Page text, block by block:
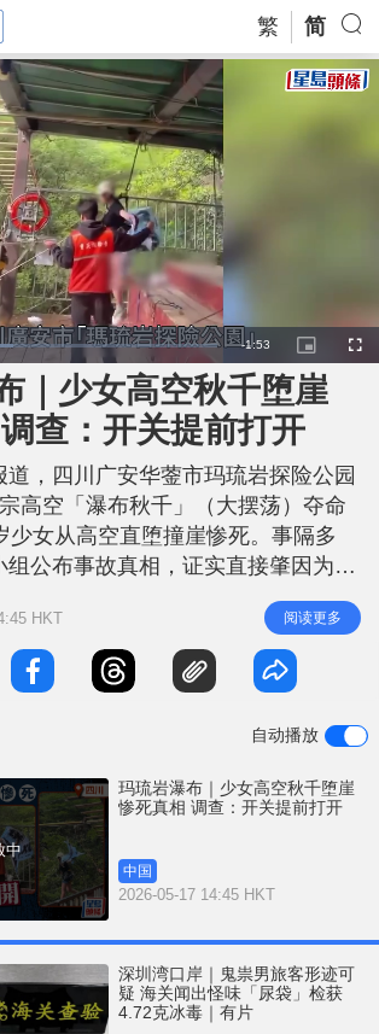
繁 简
R
e
m
i
n
i
e
-1:53
P
i
c
t
u
-
P
i
c
u
r
e
F
u
｜少女高空秋千堕崖
查：开关提前打开
，四川广安华蓥市玛琉岩探险公园
高空「瀑布秋千」（大摆荡）夺命
少女从高空直堕撞崖惨死。事隔多
组公布事故真相，证实直接肇因为工
，将释放开关「提前松开」所致。目
全面停业整顿，相关责任人已被警方
制措施。 相关新闻：玛琉岩瀑布｜
岩壁3次亡 披时代少年团宋亚轩应援
HKT 阅读更多
自动播放
中
玛琉岩瀑布｜少女高空秋千堕崖
惨死真相 调查：开关提前打开
中国
2026-05-17 14:45 HKT
深圳湾口岸｜鬼祟男旅客形迹可
疑 海关闻出怪味「尿袋」检获
4.72克冰毒｜有片